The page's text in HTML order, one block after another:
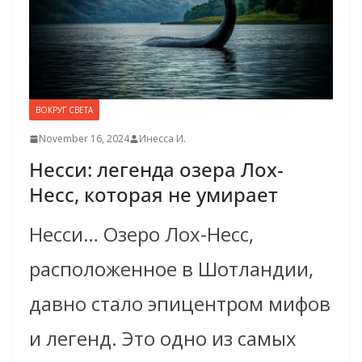
ВОКРУГ СВЕТА
November 16, 2024 Инесса И.
Несси: легенда озера Лох-
Несс, которая не умирает
Несси… Озеро Лох-Несс,
расположенное в Шотландии,
давно стало эпицентром мифов
и легенд. Это одно из самых